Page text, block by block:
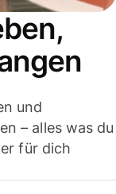
und
– alles was du
für dich